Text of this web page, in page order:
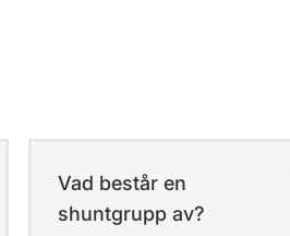
Vad består en
shuntgrupp av?